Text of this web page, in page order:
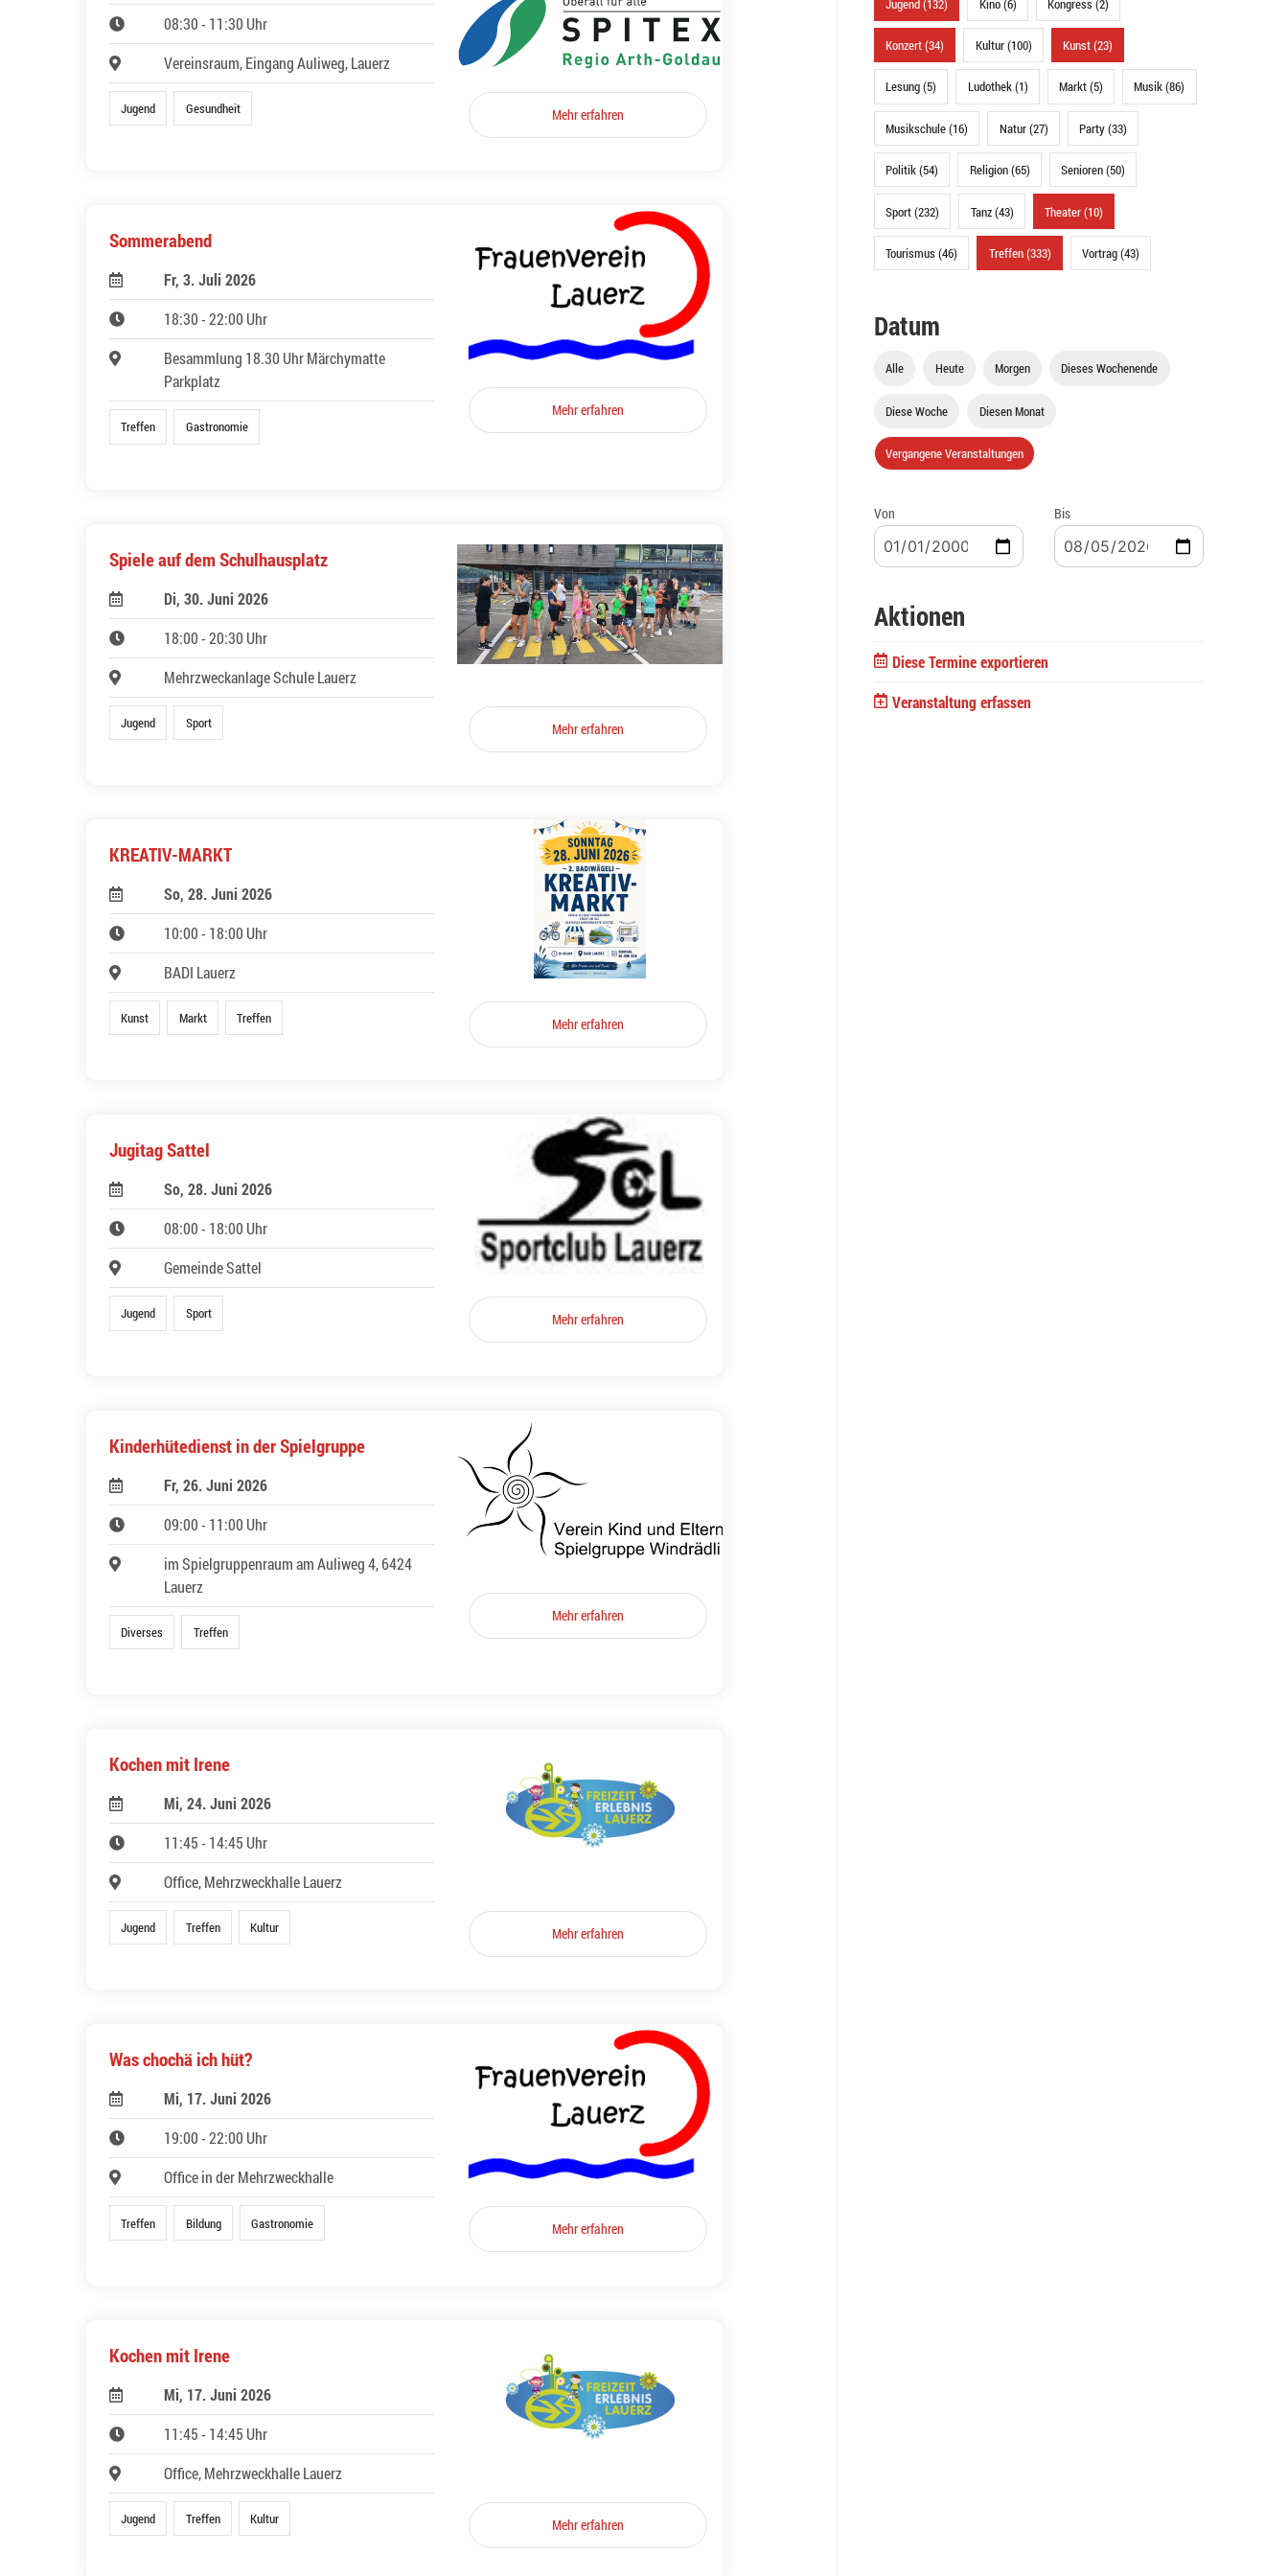
08:30 - 11:30 Uhr
Vereinsraum, Eingang Auliweg, Lauerz
Jugend Gesundheit Mehr erfahren
Sommerabend
Fr, 3. Juli 2026
18:30 - 22:00 Uhr
Besammlung 18.30 Uhr Märchymatte
Parkplatz
Treffen Gastronomie
Mehr erfahren
Spiele auf dem Schulhausplatz
Di, 30. Juni 2026
18:00 - 20:30 Uhr
Mehrzweckanlage Schule Lauerz
Jugend Sport Mehr erfahren
KREATIV-MARKT
So, 28. Juni 2026
10:00 - 18:00 Uhr
BADI Lauerz
Kunst Markt Treffen Mehr erfahren
Jugitag Sattel
So, 28. Juni 2026
08:00 - 18:00 Uhr
Gemeinde Sattel
Jugend Sport Mehr erfahren
Kinderhütedienst in der Spielgruppe
Fr, 26. Juni 2026
09:00 - 11:00 Uhr
im Spielgruppenraum am Auliweg 4, 6424
Lauerz
Diverses Treffen
Mehr erfahren
Kochen mit Irene
Mi, 24. Juni 2026
11:45 - 14:45 Uhr
Office, Mehrzweckhalle Lauerz
Jugend Treffen Kultur Mehr erfahren
Was chochä ich hüt?
Mi, 17. Juni 2026
19:00 - 22:00 Uhr
Office in der Mehrzweckhalle
Treffen Bildung Gastronomie Mehr erfahren
Kochen mit Irene
Mi, 17. Juni 2026
11:45 - 14:45 Uhr
Office, Mehrzweckhalle Lauerz
Jugend Treffen Kultur Mehr erfahren
Jugend (132) Kino (6) Kongress (2)
Konzert (34) Kultur (100) Kunst (23)
Lesung (5) Ludothek (1) Markt (5) Musik (86)
Musikschule (16) Natur (27) Party (33)
Politik (54) Religion (65) Senioren (50)
Sport (232) Tanz (43) Theater (10)
Tourismus (46) Treffen (333) Vortrag (43)
Datum
Alle Heute Morgen Dieses Wochenende
Diese Woche Diesen Monat
Vergangene Veranstaltungen
Von Bis
Aktionen
Diese Termine exportieren
Veranstaltung erfassen